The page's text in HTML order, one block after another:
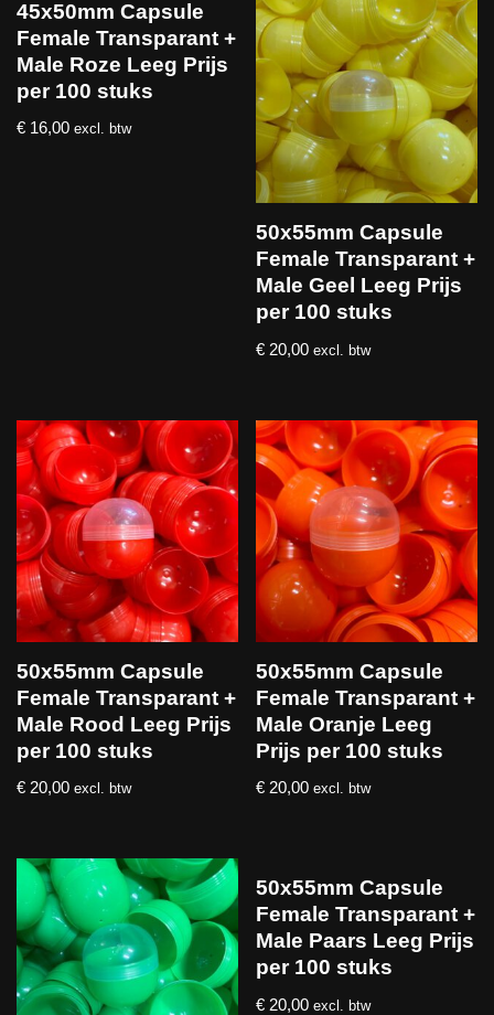
45x50mm Capsule
Female Transparant +
Male Roze Leeg Prijs
per 100 stuks
€ 16,00 excl. btw
50x55mm Capsule
Female Transparant +
Male Geel Leeg Prijs
per 100 stuks
€ 20,00 excl. btw
50x55mm Capsule
Female Transparant +
Male Rood Leeg Prijs
per 100 stuks
€ 20,00 excl. btw
50x55mm Capsule
Female Transparant +
Male Oranje Leeg
Prijs per 100 stuks
€ 20,00 excl. btw
50x55mm Capsule
Female Transparant +
Male Paars Leeg Prijs
per 100 stuks
€ 20,00 excl. btw